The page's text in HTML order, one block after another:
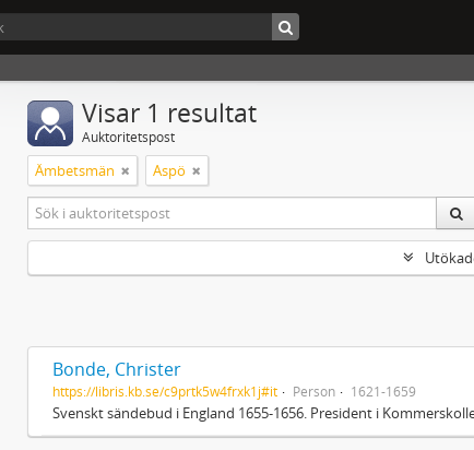
Visar 1 resultat
Auktoritetspost
Ämbetsmän Aspö
Bonde, Christer
https://libris.kb.se/c9prtk5w4frxk1j#it Person 1621-1659
Svenskt sändebud i England 1655-1656. President i